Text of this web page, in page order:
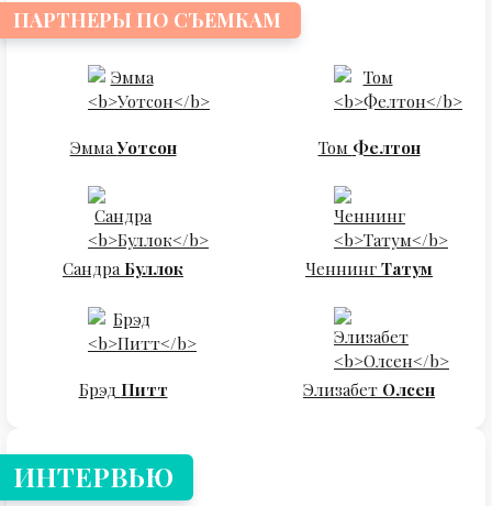
ПАРТНЕРЫ ПО СЪЕМКАМ
ЭммаУотсон Том Фелтон
Сандра Буллок Ченнинг Татум
Брэд Питт Элизабет Олсен
ИНТЕРВЬЮ